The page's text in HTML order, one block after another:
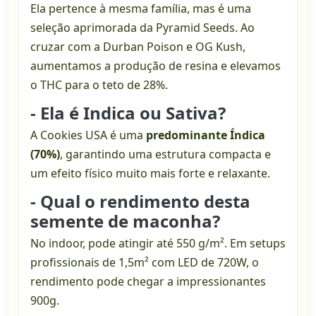
Ela pertence à mesma família, mas é uma
seleção aprimorada da Pyramid Seeds. Ao
cruzar com a Durban Poison e OG Kush,
aumentamos a produção de resina e elevamos
o THC para o teto de 28%.
- Ela é Indica ou Sativa?
A Cookies USA é uma predominante Índica
(70%), garantindo uma estrutura compacta e
um efeito físico muito mais forte e relaxante.
- Qual o rendimento desta
semente de maconha?
No indoor, pode atingir até 550 g/m². Em setups
profissionais de 1,5m² com LED de 720W, o
rendimento pode chegar a impressionantes
900g.